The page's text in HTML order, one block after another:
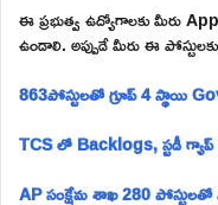
ఈ ప్రభుత్వ ఉద్యోగాలకు మీరు
ఉండాలి. అప్పుడే మీరు ఈ
863పోస్టులతో గ్రూప్ 4 స్థాయి
TCS లో Backlogs, స్టడీ
AP సంక్షేమ శాఖ 280